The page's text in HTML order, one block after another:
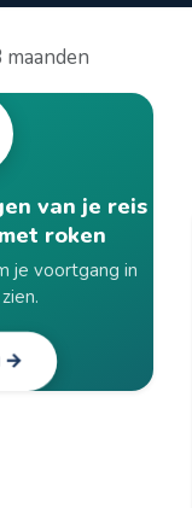
maanden
van je reis
roken
je voortgang in
→